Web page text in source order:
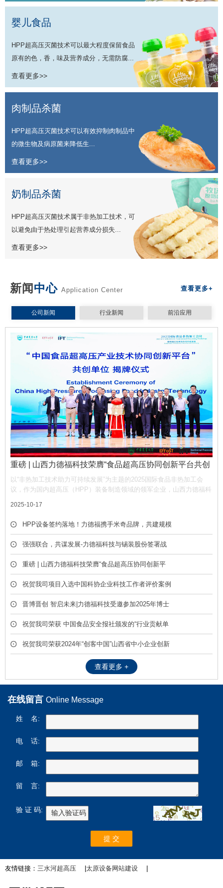
婴儿食品
HPP超高压灭菌技术可以最大程度保留食品
原有的色，香，味及营养成分，无需防腐...
查看更多>>
肉制品杀菌
HPP超高压灭菌技术可以有效抑制肉制品中
的微生物及病原菌来降低生...
查看更多>>
奶制品杀菌
HPP超高压灭菌技术属于非热加工技术，可
以避免由于热处理引起营养成分损失...
查看更多>>
新闻中心 Application Center 查看更多+
公司新闻 行业新闻 前沿应用
重磅 | 山西力德福科技荣膺“食品超高压协同创新平台共创
单位”，携手产业链共筑非热加工新生态
以“非热加工技术助力可持续发展”为主题的2025国际食品非热加工会
议，作为国内超高压（HPP）装备制造领域的领军企业，山西力德福科
号，彰显了公司在推动超高压技术产业化中的核心作用。
2025-10-17
HPP设备签约落地！力德福携手米奇品牌，共建规模
化冷榨饮品产线
强强联合，共谋发展-力德福科技与锡装股份签署战
略合作框架协议
重磅 | 山西力德福科技荣膺“食品超高压协同创新平
台共创单位”，携手产业链共筑非热加工新生态
祝贺我司项目入选中国科协企业科技工作者评价案例
库
晋博晋创 智启未来|力德福科技受邀参加2025年博士
后创新创业成果展
祝贺我司荣获 中国食品安全报社颁发的“行业贡献单
位” 荣誉称号
祝贺我司荣获2024年“创客中国”山西省中小企业创新
查看更多 +
在线留言 Online Message
姓 名:
电 话:
邮 箱:
留 言:
验 证 码:
友情链接： 三水河超高压 |太原设备网站建设 |